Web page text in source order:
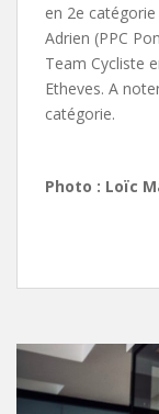
en 2e catégorie
Adrien (PPC
Team Cycliste
Etheves. A
catégorie.
Photo : Loïc